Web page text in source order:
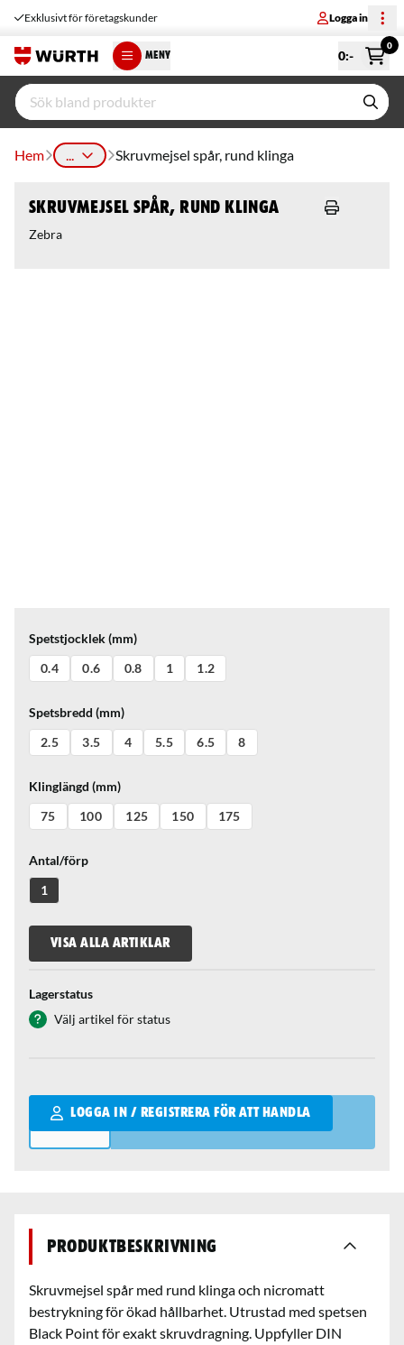
Exklusivt för företagskunder Logga in
MENY 0:-
0
Hem ... Skruvmejsel spår, rund klinga
Skruvmejsel spår, rund klinga
Zebra
Spetstjocklek (mm)
0.4
0.6 0.8 1 1.2
Spetsbredd (mm)
2.5
3.5 4 5.5 6.5 8
Klinglängd (mm)
75
100 125 150 175
Antal/förp
1
VISA ALLA ARTIKLAR
Lagerstatus
Välj artikel för status
LOGGA IN / REGISTRERA FÖR ATT HANDLA
Qantity
Produktbeskrivning
Skruvmejsel spår med rund klinga och nicromatt
bestrykning för ökad hållbarhet. Utrustad med spetsen
Black Point för exakt skruvdragning. Uppfyller DIN